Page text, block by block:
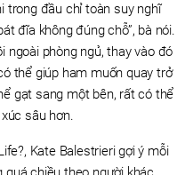
trong đầu chỉ toàn suy nghĩ
đĩa không đúng chỗ”, bà nói.
ngoài phòng ngủ, thay vào đó
thể giúp ham muốn quay trở
gạt sang một bên, rất có thể
sâu hơn.
Kate Balestrieri gợi ý mỗi